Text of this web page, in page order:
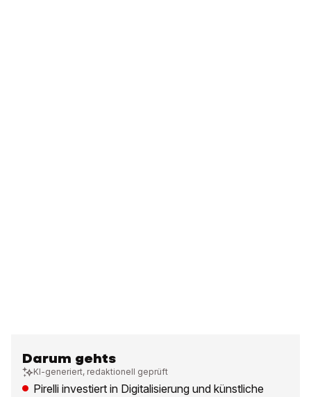
Darum gehts
KI-generiert, redaktionell geprüft
Pirelli investiert in Digitalisierung und künstliche